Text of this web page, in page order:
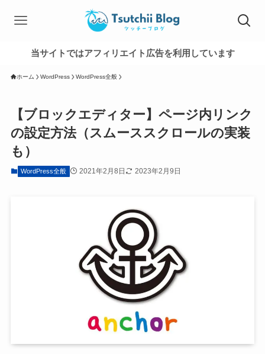
当サイトではアフィリエイト広告を利用しています
ホーム WordPress WordPress全般
【ブロックエディター】ページ内リンク
の設定方法（スムーススクロールの実装
も）
WordPress全般 2021年2月8日 2023年2月9日